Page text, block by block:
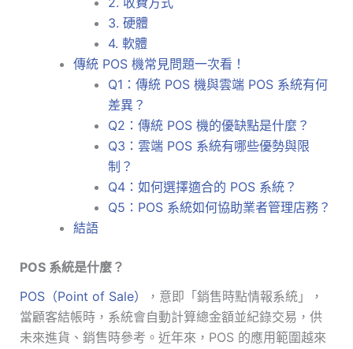
3. 硬體
4. 軟體
傳統 POS 機常見問題一次看！
Q1：傳統 POS 機與雲端 POS 系統有何
差異？
Q2：傳統 POS 機的優缺點是什麼？
Q3：雲端 POS 系統有哪些優勢與限
制？
Q4：如何選擇適合的 POS 系統？
Q5：POS 系統如何協助業者管理店務？
結語
POS 系統是什麼？
POS（Point of Sale）
，意即「銷售時點情報系統」，
當顧客結帳時，系統會自動計算總金額並紀錄交易，供
未來進貨、銷售時參考。近年來，POS 的應用範圍越來